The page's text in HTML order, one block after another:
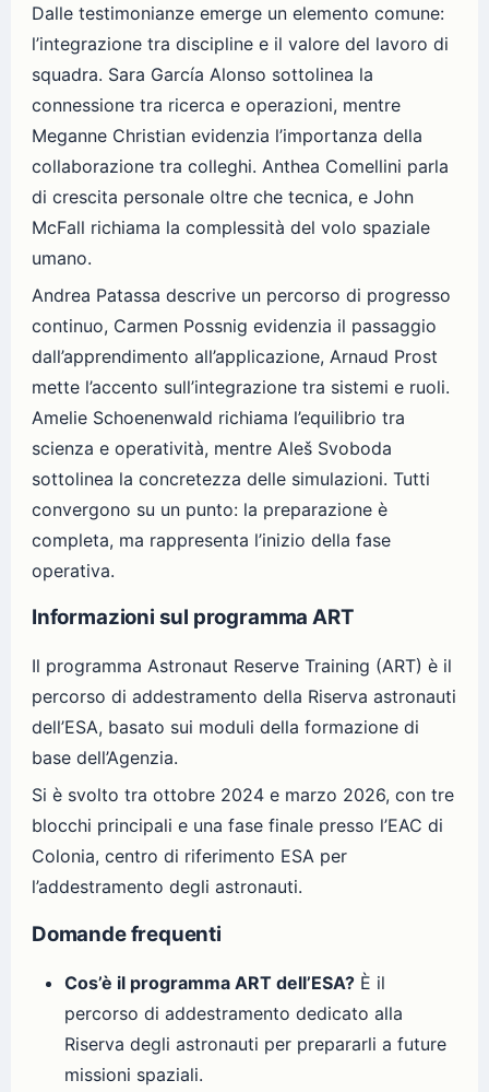
Dalle testimonianze emerge un elemento comune:
l’integrazione tra discipline e il valore del lavoro di
squadra. Sara García Alonso sottolinea la
connessione tra ricerca e operazioni, mentre
Meganne Christian evidenzia l’importanza della
collaborazione tra colleghi. Anthea Comellini parla
di crescita personale oltre che tecnica, e John
McFall richiama la complessità del volo spaziale
umano.
Andrea Patassa descrive un percorso di progresso
continuo, Carmen Possnig evidenzia il passaggio
dall’apprendimento all’applicazione, Arnaud Prost
mette l’accento sull’integrazione tra sistemi e ruoli.
Amelie Schoenenwald richiama l’equilibrio tra
scienza e operatività, mentre Aleš Svoboda
sottolinea la concretezza delle simulazioni. Tutti
convergono su un punto: la preparazione è
completa, ma rappresenta l’inizio della fase
operativa.
Informazioni sul programma ART
Il programma Astronaut Reserve Training (ART) è il
percorso di addestramento della Riserva astronauti
dell’ESA, basato sui moduli della formazione di
base dell’Agenzia.
Si è svolto tra ottobre 2024 e marzo 2026, con tre
blocchi principali e una fase finale presso l’EAC di
Colonia, centro di riferimento ESA per
l’addestramento degli astronauti.
Domande frequenti
Cos’è il programma ART dell’ESA? È il
percorso di addestramento dedicato alla
Riserva degli astronauti per prepararli a future
missioni spaziali.